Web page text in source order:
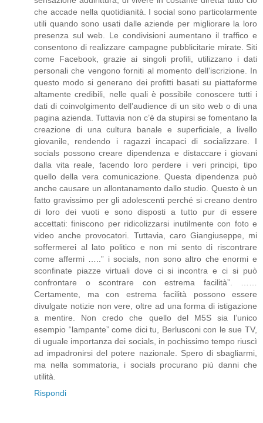
che accade nella quotidianità. I social sono particolarmente
utili quando sono usati dalle aziende per migliorare la loro
presenza sul web. Le condivisioni aumentano il traffico e
consentono di realizzare campagne pubblicitarie mirate. Siti
come Facebook, grazie ai singoli profili, utilizzano i dati
personali che vengono forniti al momento dell’iscrizione. In
questo modo si generano dei profitti basati su piattaforme
altamente credibili, nelle quali è possibile conoscere tutti i
dati di coinvolgimento dell’audience di un sito web o di una
pagina azienda. Tuttavia non c’è da stupirsi se fomentano la
creazione di una cultura banale e superficiale, a livello
giovanile, rendendo i ragazzi incapaci di socializzare. I
socials possono creare dipendenza e distaccare i giovani
dalla vita reale, facendo loro perdere i veri principi, tipo
quello della vera comunicazione. Questa dipendenza può
anche causare un allontanamento dallo studio. Questo è un
fatto gravissimo per gli adolescenti perché si creano dentro
di loro dei vuoti e sono disposti a tutto pur di essere
accettati: finiscono per ridicolizzarsi inutilmente con foto e
video anche provocatori. Tuttavia, caro Giangiuseppe, mi
soffermerei al lato politico e non mi sento di riscontrare
come affermi …..” i socials, non sono altro che enormi e
sconfinate piazze virtuali dove ci si incontra e ci si può
confrontare o scontrare con estrema facilità”. ……
Certamente, ma con estrema facilità possono essere
divulgate notizie non vere, oltre ad una forma di istigazione
a mentire. Non credo che quello del M5S sia l’unico
esempio “lampante” come dici tu, Berlusconi con le sue TV,
di uguale importanza dei socials, in pochissimo tempo riuscì
ad impadronirsi del potere nazionale. Spero di sbagliarmi,
ma nella sommatoria, i socials procurano più danni che
utilità.
Rispondi